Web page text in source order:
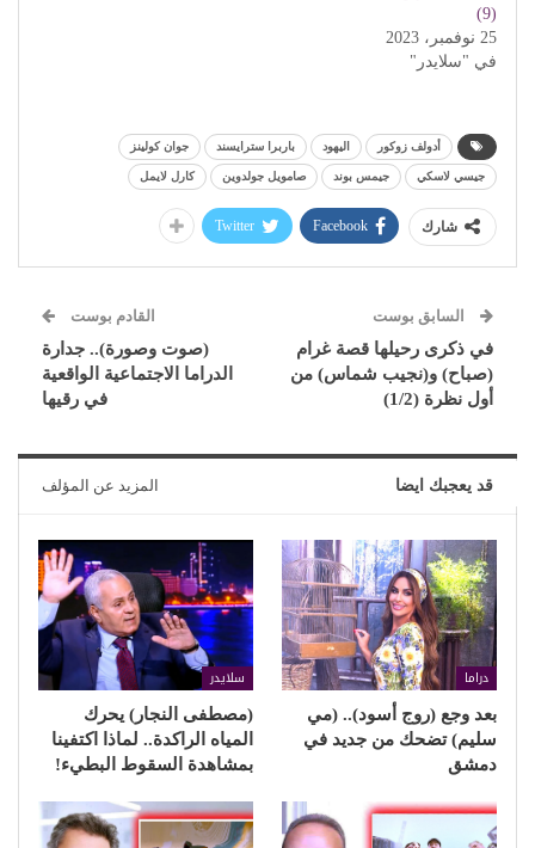
(9)
25 نوفمبر، 2023
في "سلايدر"
أدولف زوكور اليهود باربرا سترايسند جوان كولينز
جيسي لاسكي جيمس بوند صامويل جولدوين كارل لايمل
شارك Facebook
Twitter
السابق بوست
في ذكرى رحيلها قصة غرام
(صباح) و(نجيب شماس) من
أول نظرة (1/2)
القادم بوست
(صوت وصورة).. جدارة
الدراما الاجتماعية الواقعية
في رقيها
قد يعجبك ايضا المزيد عن المؤلف
دراما
بعد وجع (روج أسود).. (مي
سليم) تضحك من جديد في
دمشق
سلايدر
(مصطفى النجار) يحرك
المياه الراكدة.. لماذا اكتفينا
بمشاهدة السقوط البطيء!